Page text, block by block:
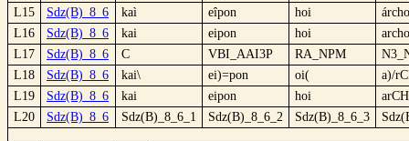
L15
Sdz(B)_8_6 kaì eîpon hoi
L16
Sdz(B)_8_6 kai eipon hoi
L17
Sdz(B)_8_6 C VBI_AAI3P RA_NPM
L18
Sdz(B)_8_6 kai\ ei)=pon oi(
a)/
L19
Sdz(B)_8_6 kai eipon hoi
L20
Sdz(B)_8_6 Sdz(B)_8_6_1 Sdz(B)_8_6_2 Sdz(B)_8_6_3